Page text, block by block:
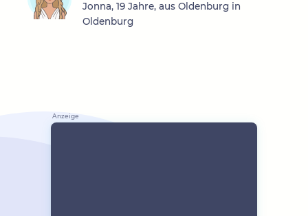
Jonna, 19 Jahre, aus Oldenburg in
Oldenburg